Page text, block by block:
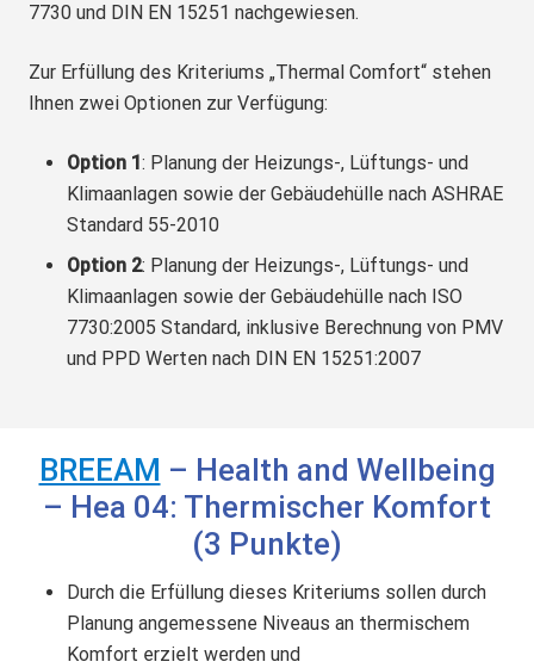
7730 und DIN EN 15251 nachgewiesen.
Zur Erfüllung des Kriteriums „Thermal Comfort“ stehen
Ihnen zwei Optionen zur Verfügung:
Option 1 : Planung der Heizungs-, Lüftungs- und
Klimaanlagen sowie der Gebäudehülle nach ASHRAE
Standard 55-2010
Option 2: Planung der Heizungs-, Lüftungs- und
Klimaanlagen sowie der Gebäudehülle nach ISO
7730:2005 Standard, inklusive Berechnung von PMV
und PPD Werten nach DIN EN 15251:2007
BREEAM – Health and Wellbeing
– Hea 04: Thermischer Komfort
(3 Punkte)
Durch die Erfüllung dieses Kriteriums sollen durch
Planung angemessene Niveaus an thermischem
Komfort erzielt werden und